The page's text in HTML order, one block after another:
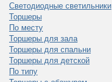
Светодиодные светильники
Торшеры
По месту
Торшеры для зала
Торшеры для спальни
Торшеры для детской
По типу